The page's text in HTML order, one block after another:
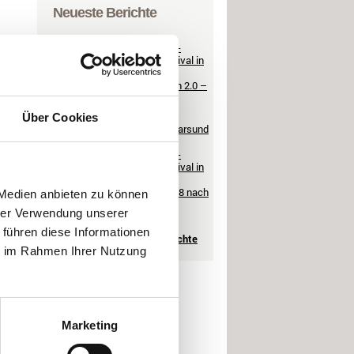
Über Cookies
anbieten zu können
Verwendung unserer
diese Informationen
Rahmen Ihrer Nutzung
Marketing
Neueste Berichte
17. Südnorwegen-
Herbst-Angelfestival in
Tregde –...
Der See Storsjøen 2.0 –
Mai 2019
Pokalangeln im Farsund
Resort...
16. Südnorwegen-
Herbst-Angelfestival in
Heilbutt Tour 2018 nach
Alle Berichte